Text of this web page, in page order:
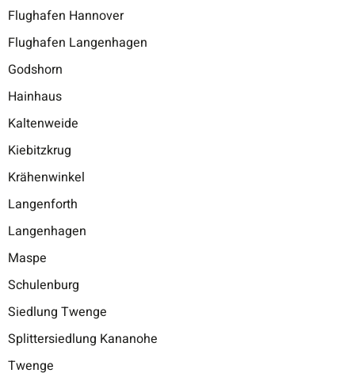
Flughafen Hannover
Flughafen Langenhagen
Godshorn
Hainhaus
Kaltenweide
Kiebitzkrug
Krähenwinkel
Langenforth
Langenhagen
Maspe
Schulenburg
Siedlung Twenge
Splittersiedlung Kananohe
Twenge